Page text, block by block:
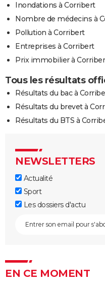
Inondations à Corribert
Nombre de médecins à
Pollution à Corribert
Entreprises à Corribert
Prix immobilier à
Tous les résultats
Résultats du bac à
Résultats du brevet à
Résultats du BTS à
NEWSLETTERS
Actualité
Sport
Les dossiers d'actu
EN CE MOMENT